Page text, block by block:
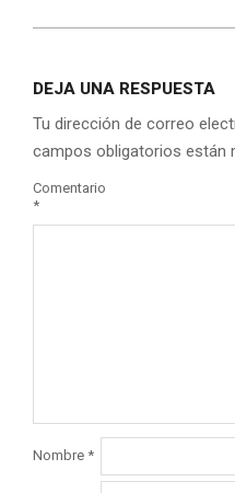
DEJA UNA RESPUESTA
Tu dirección de correo
campos obligatorios están
Comentario
*
Nombre *